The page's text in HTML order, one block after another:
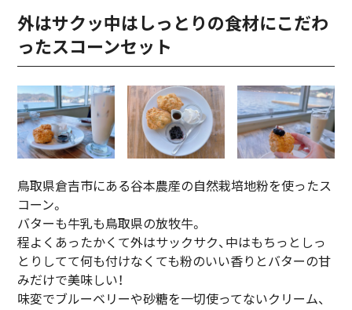
外はサクッ中はしっとりの食材にこだわ
ったスコーンセット
鳥取県倉吉市にある谷本農産の自然栽培地粉を使ったス
コーン。
バターも牛乳も鳥取県の放牧牛。
程よくあったかくて外はサックサク、中はもちっとしっ
とりしてて何も付けなくても粉のいい香りとバターの甘
みだけで美味しい！
味変でブルーベリーや砂糖を一切使ってないクリーム、